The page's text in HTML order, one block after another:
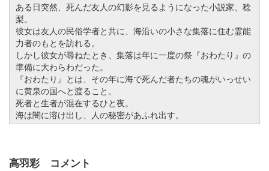
ある日突然、死んだ友人の幻影を見るようになった小説家、稔
梨。
彼女は友人の民俗学者と共に、海沿いの小さな集落に住む霊能
力者のもとを訪れる。
しかし彼女が尋ねたとき、集落は年に一度の祭『おわたり』の
準備に大わらわだった。
『おわたり』とは、その年に海で死んだ者たちの魂がいっせい
に黄泉の国へと渡ること。
死者と生者が混在するひと夜。
海は闇に溶け出し、人の秘密があふれ出す。
高羽彩 コメント